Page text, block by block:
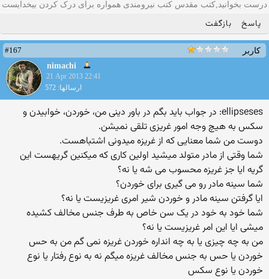
درست بخوانید,کتب مقدس کتب نیرومندی همواره برای درک کردن بیخدایست
پاسخ بازگفت
کاربر
#167
nimachi
21 Apr 2013 22:41
ارسالها: 572
ellipseses: در جواب باید بگم در باور دینی من، خوردن، خوابیدن و
سکس به هیچ وجه امور غریزی تلقی نمیشن.
دوست من شما معنایی که از غریزه میدونی اشتباهست.
شما وقتی از مادر متولد میشید اولین کاری که میکنین گریهست این
گریه ایا جز غریزه محسوب می شه یا نه؟
شما سینه مادر رو می گیری برای خوردن؟
ایا گرفتن سینه مادر و خوردن شیر امری غریزیست یا نه؟
شما خود به خود در یک سن خاص به طرف جنس مخالف کشیده
میشی ایا این امر غریزیست یا نه؟
من به چه چیزی یا به چه انداره خوردن غریزه نمی گم من به حس
خوردن یا حس به جنس مخالف غریزه میگم نه به نوع رفتار یا نوع
خوردن یا نوع سکس